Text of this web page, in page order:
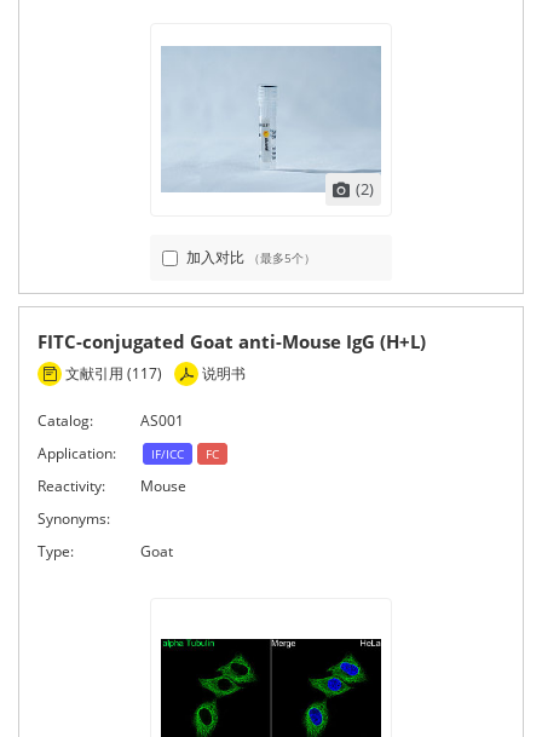
(2)
加入对比 （最多5个）
FITC-conjugated Goat anti-Mouse IgG (H+L)
文献引用 (117) 说明书
Catalog:
AS001
Application:
IF/ICC FC
Reactivity:
Mouse
Synonyms:
Type:
Goat